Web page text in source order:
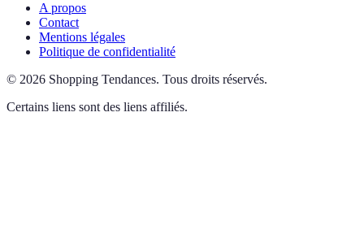
A propos
Contact
Mentions légales
Politique de confidentialité
© 2026 Shopping Tendances. Tous droits réservés.
Certains liens sont des liens affiliés.